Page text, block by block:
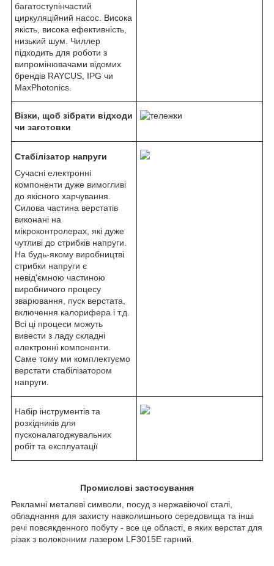
багатоступінчастий
циркуляційний насос. Висока
якість, висока ефективність,
низький шум. Чиллер
підходить для роботи з
випромінювачами відомих
брендів RAYCUS, IPG чи
MaxPhotonics.
Візки, щоб зібрати відходи
чи заготовки
Стабілізатор напруги
Сучасні електронні
компоненти дуже вимогливі
до якісного харчування.
Силова частина верстатів
виконані на
мікроконтролерах, які дуже
чутливі до стрибків напруги.
На будь-якому виробництві
стрибки напруги є
невід'ємною частиною
виробничого процесу
зварювання, пуск верстата,
включення калорифера і т.д.
Всі ці процеси можуть
вивести з ладу складні
електронні компоненти.
Саме тому ми комплектуємо
верстати стабілізатором
напруги.
Набір інструментів та
розхідників для
пусконалагоджувальних
робіт та експлуатації
Промислові застосування
Рекламні металеві символи, посуд з нержавіючої сталі,
обладнання для захисту навколишнього середовища та інші
речі повсякденного побуту - все це області, в яких верстат для
різак з волоконним лазером LF3015E гарний.